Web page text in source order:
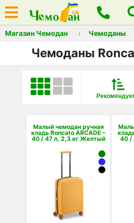
Магазин Чемодан Чемоданы
Чемоданы
Малый чемодан ручная
кладь Roncato ARCADE –
40 / 47 л, 2,3 кг Желтый
40 /